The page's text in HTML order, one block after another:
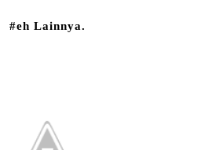
#eh Lainnya.